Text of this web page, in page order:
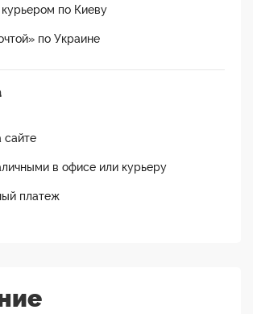
по Киеву
по Украине
сайте
в офисе или курьеру
платеж